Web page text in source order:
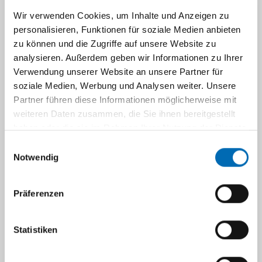
Wir verwenden Cookies, um Inhalte und Anzeigen zu
personalisieren, Funktionen für soziale Medien anbieten
zu können und die Zugriffe auf unsere Website zu
analysieren. Außerdem geben wir Informationen zu Ihrer
Verwendung unserer Website an unsere Partner für
soziale Medien, Werbung und Analysen weiter. Unsere
Partner führen diese Informationen möglicherweise mit
weiteren Daten zusammen, die Sie ihnen bereitgestellt
haben oder die sie im Rahmen Ihrer Nutzung der Dienste
Notwendig
Präferenzen
Statistiken
Publications 2010
Cross-linking enhances deposition of human
endothelial progenitor cells in the rat heart
after intracoronary transplantation
;
Burghoff S, Ding Z, Blaszczyk A, Wirrwar A,
Buchholz D, Müller HW, Schrader J.; Cell
Transplant. 2010; 19(1):113-7.
Early assessment of pulmonary inflammation
C, Burghoff S, French BA, Schrader J, Flögel U.;
Circ Cardiovasc Im aging. 2010 Mar;3(2):202-